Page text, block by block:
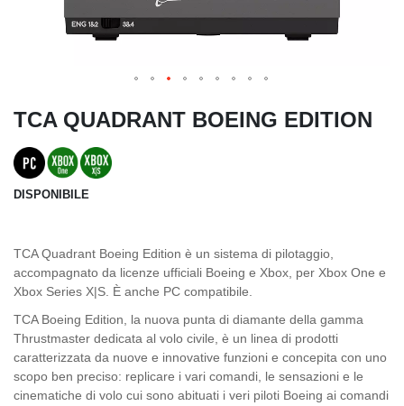
TCA QUADRANT BOEING EDITION
DISPONIBILE
TCA Quadrant Boeing Edition è un sistema di pilotaggio,
accompagnato da licenze ufficiali Boeing e Xbox, per Xbox One e
Xbox Series X|S. È anche PC compatibile.
TCA Boeing Edition, la nuova punta di diamante della gamma
Thrustmaster dedicata al volo civile, è un linea di prodotti
caratterizzata da nuove e innovative funzioni e concepita con uno
scopo ben preciso: replicare i vari comandi, le sensazioni e le
cinematiche di volo cui sono abituati i veri piloti Boeing ai comandi